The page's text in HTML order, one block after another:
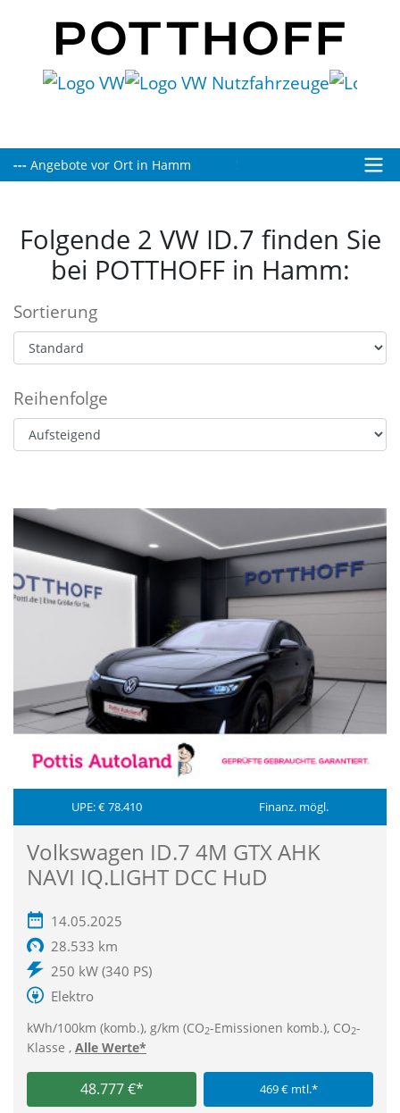
--- Angebote vor Ort in Hamm
Heute bis 16:00 Uhr für Sie geöffnet!
Folgende 2 VW ID.7 finden Sie
bei POTTHOFF in Hamm:
Sortierung
Reihenfolge
UPE: € 78.410 Finanz. mögl.
Volkswagen ID.7 4M GTX AHK
NAVI IQ.LIGHT DCC HuD
14.05.2025
28.533 km
250 kW (340 PS)
Elektro
kWh/100km (komb.), g/km (CO2-Emissionen komb.), CO2-
Klasse , Alle Werte*
48.777 €* 469 € mtl.*